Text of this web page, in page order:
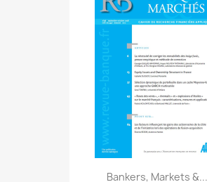
Bankers, Markets &...